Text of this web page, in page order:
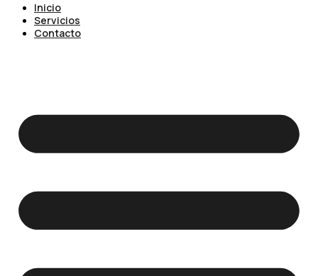
Inicio
Servicios
Contacto